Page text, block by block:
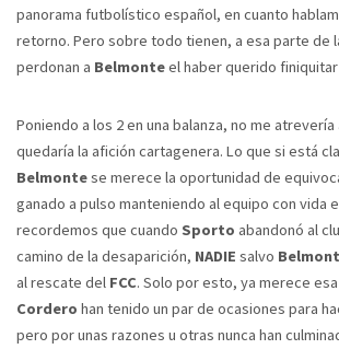
panorama futbolístico español, en cuanto
retorno. Pero sobre todo tienen, a esa parte de
perdonan a Belmonteel haber querido
Poniendo a los 2 en una balanza, no me
quedaría la afición cartagenera. Lo que si está
Belmontese merece la oportunidad de
ganado a pulso manteniendo al equipo con vida
recordemos que cuando Sporto abandonó al
camino de la desaparición, NADIE salvo
al rescate del FCC. Solo por esto, ya merece
Cordero han tenido un par de ocasiones para
pero por unas razones u otras nunca han